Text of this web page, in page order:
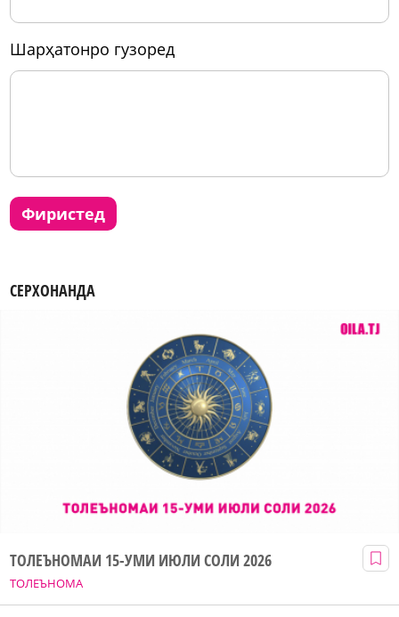
шарҳатонро гузоред
фиристед
СЕРХОНАНДА
ТОЛЕЪНОМА
ТОЛЕЪНОМАИ 15-УМИ ИЮЛИ СОЛИ 2026